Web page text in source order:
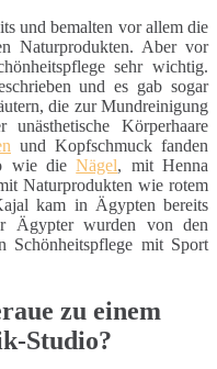
und bemalten vor allem die
Naturprodukten. Aber vor
sehr wichtig.
und es gab sogar
die zur Mundreinigung
Körperhaare
und Kopfschmuck fanden
wie dieNägel, mit Henna
Naturprodukten wie rotem
kam in Ägypten bereits
Ägypter wurden von den
Schönheitspflege mit Sport
zu einem
Studio?